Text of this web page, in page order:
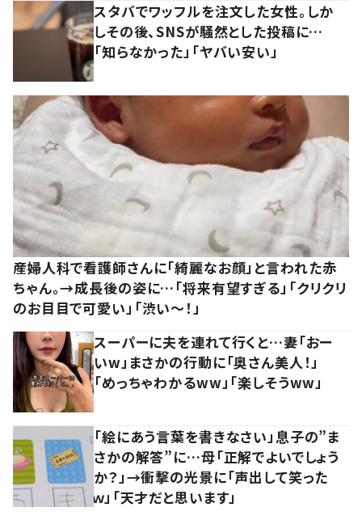
スタバでワッフルを注文した女性。しか
しその後、SNSが騒然とした投稿に…
「知らなかった」「ヤバい安い」
産婦人科で看護師さんに「綺麗なお顔」と言われた赤
ちゃん。→成長後の姿に…「将来有望すぎる」「クリクリ
のお目目で可愛い」「渋い～！」
スーパーに夫を連れて行くと…妻「おー
いw」まさかの行動に「奥さん美人！」
「めっちゃわかるww」「楽しそうww」
「絵にあう言葉を書きなさい」息子の”ま
さかの解答”に…母「正解でよいでしょう
か？」→衝撃の光景に「声出して笑った
ｗ」「天才だと思います」